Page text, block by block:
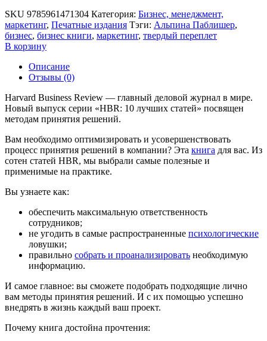
SKU 9785961471304 Категория: Бизнес, менеджмент,
маркетинг, Печатные издания Тэги: Альпина Паблишер,
бизнес, бизнес книги, маркетинг, твердый переплет
В корзину
Описание
Отзывы (0)
Harvard Business Review — главный деловой журнал в мире.
Новый выпуск серии «HBR: 10 лучших статей» посвящен
методам принятия решений.
Вам необходимо оптимизировать и усовершенствовать
процесс принятия решений в компании? Эта книга для вас. Из
сотен статей HBR, мы выбрали самые полезные и
применимые на практике.
Вы узнаете как:
обеспечить максимальную ответственность
сотрудников;
не угодить в самые распространенные психологические
ловушки;
правильно собрать и проанализировать необходимую
информацию.
И самое главное: вы сможете подобрать подходящие лично
вам методы принятия решений. И с их помощью успешно
внедрять в жизнь каждый ваш проект.
Почему книга достойна прочтения: